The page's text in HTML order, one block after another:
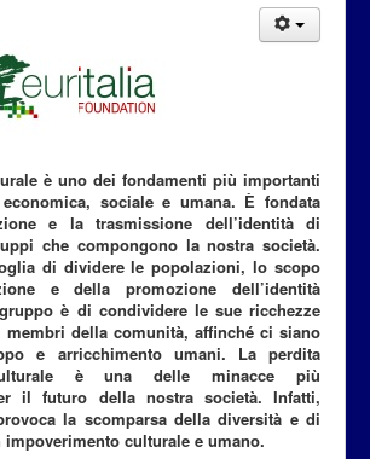
è uno dei fondamenti più importanti
sociale e umana. È fondata
e la trasmissione dell’identità di
che compongono la nostra società.
di dividere le popolazioni, lo scopo
e della promozione dell’identità
è di condividere le sue ricchezze
della comunità, affinché ci siano
e arricchimento umani. La perdita
è una delle minacce più
il futuro della nostra società. Infatti,
la scomparsa della diversità e di
impoverimento culturale e umano.